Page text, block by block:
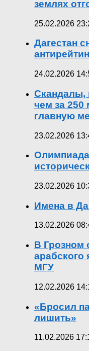
землях
25.02.2026
Дагестан
24.02.2026
Скандалы,
чем за 250
главную
23.02.2026
23.02.2026
Имена в
13.02.2026
В Грозном
арабского
МГУ
12.02.2026
«Бросил
лишить»
11.02.2026